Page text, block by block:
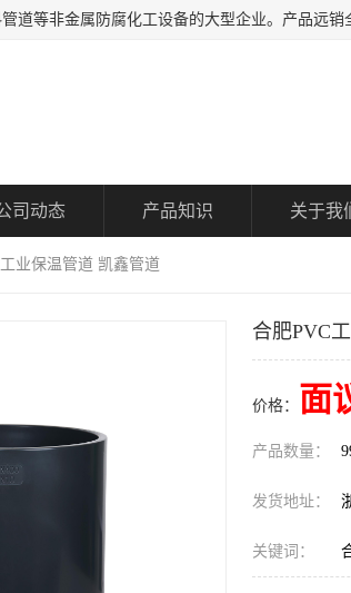
司动态 产品知识 关于我
业保温管道 凯鑫管道
合肥PVC
价格： 面
产品数量：
发货地址：
关键词：